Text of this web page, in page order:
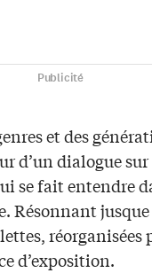
Publicité
et des
d’un dialogue sur
se fait entendre
Résonnant
réorganisées
d’exposition.